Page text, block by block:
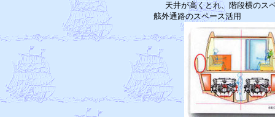
天井が高くとれ、階段横の